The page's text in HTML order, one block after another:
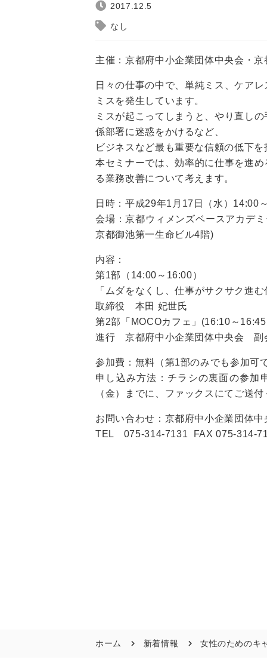
2017.12.5
なし
主催：京都府中小企業団体中央会・
日々の仕事の中で、単純ミス、ケア
ミスを発生しています。
ミスが起こってしまうと、やり直し
係部署に迷惑をかけるなど、
ビジネスなど最も重要な信頼の低下
本セミナーでは、効率的に仕事を進
る業務改善について考えます。
日時：平成29年1月17日（水）14:00
会場：京都ウィメンズベースアカデ
京都御池第一生命ビル4階)
内容：
第1部（14:00～16:00）
「ムダをなくし、仕事がサクサク進
取締役 本田 妃世氏
第2部「MOCOカフェ」(16:10～
進行 京都府中小企業団体中央会
参加費：無料（第1部のみでも参加可
申し込み方法：チラシの裏面の参加
（金）までに、ファックスにてご送
お問い合わせ：京都府中小企業団
TEL 075-314-7131 FAX 075-314-
ホーム 新着情報 女性のためのキ